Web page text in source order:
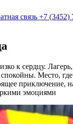
связь +7 (3452)
к сердцу. Лагерь,
Место,
приключение,
эмоциями